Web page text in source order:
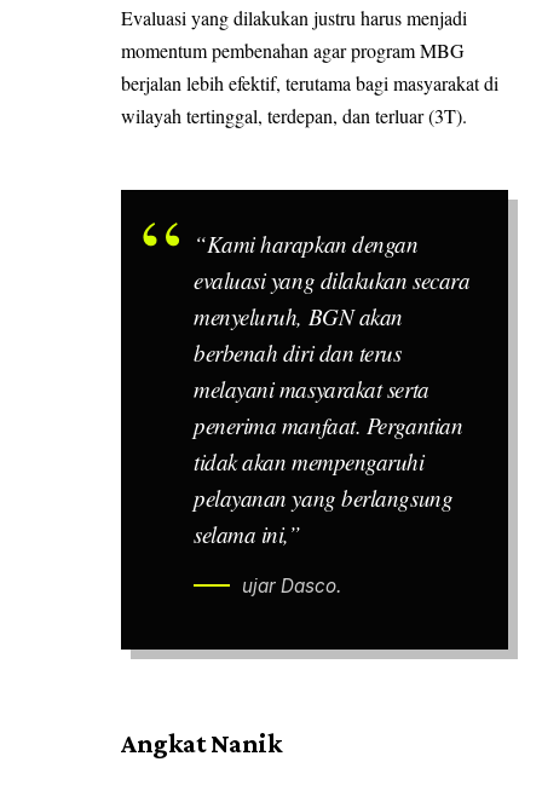
Evaluasi yang dilakukan justru harus menjadi
momentum pembenahan agar program MBG
berjalan lebih efektif, terutama bagi masyarakat di
wilayah tertinggal, terdepan, dan terluar (3T).
“Kami harapkan dengan
evaluasi yang dilakukan secara
menyeluruh, BGN akan
berbenah diri dan terus
melayani masyarakat serta
penerima manfaat. Pergantian
tidak akan mempengaruhi
pelayanan yang berlangsung
selama ini,”
ujar Dasco.
Angkat Nanik